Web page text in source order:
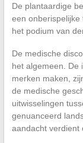
De plantaardige
een
het podium van
De medische
het algemeen. De
merken maken,
de medische
uitwisselingen
genuanceerd
aandacht verdient